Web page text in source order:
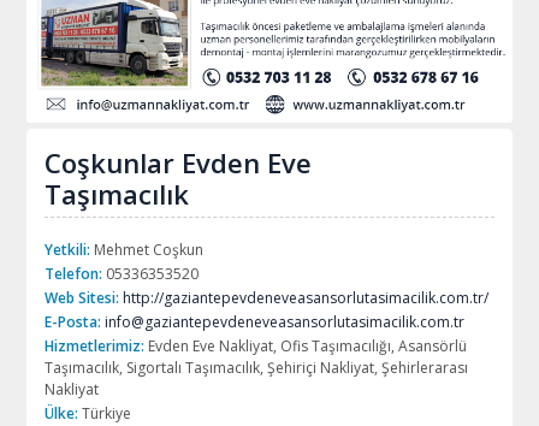
Coşkunlar Evden Eve
Taşımacılık
Yetkili: Mehmet Coşkun
Telefon: 05336353520
Web Sitesi: http://gaziantepevdeneveasansorlutasimacilik.com.tr/
E-Posta: info@gaziantepevdeneveasansorlutasimacilik.com.tr
Hizmetlerimiz: Evden Eve Nakliyat, Ofis Taşımacılığı, Asansörlü
Taşımacılık, Sigortalı Taşımacılık, Şehiriçi Nakliyat, Şehirlerarası
Nakliyat
Ülke: Türkiye